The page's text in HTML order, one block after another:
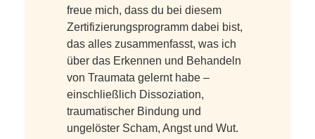
freue mich, dass du bei diesem
Zertifizierungsprogramm dabei bist,
das alles zusammenfasst, was ich
über das Erkennen und Behandeln
von Traumata gelernt habe –
einschließlich Dissoziation,
traumatischer Bindung und
ungelöster Scham, Angst und Wut.